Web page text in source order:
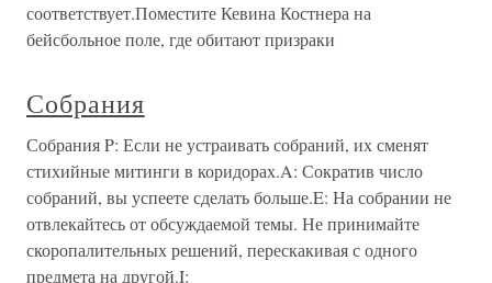
соответствует.Поместите Кевина Костнера на
бейсбольное поле, где обитают призраки
Собрания
Собрания P: Если не устраивать собраний, их сменят
стихийные митинги в коридорах.A: Сократив число
собраний, вы успеете сделать больше.E: На собрании не
отвлекайтесь от обсуждаемой темы. Не принимайте
скоропалительных решений, перескакивая с одного
предмета на другой.I: